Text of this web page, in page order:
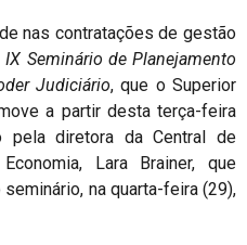
nas contratações de gestão
IX Seminário de Planejamento
Judiciário, que o Superior
a partir desta terça-feira
pela diretora da Central de
Lara Brainer, que
na quarta-feira (29),